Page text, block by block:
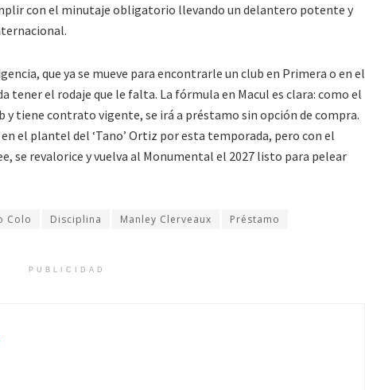
con el minutaje obligatorio llevando un delantero potente y
que ya se mueve para encontrarle un club en Primera o en el
tener el rodaje que le falta. La fórmula en Macul es clara: como el
y tiene contrato vigente, se irá a préstamo sin opción de compra.
el plantel del ‘Tano’ Ortiz por esta temporada, pero con el
se revalorice y vuelva al Monumental el 2027 listo para pelear
Colo Disciplina Manley Clerveaux Préstamo
PUBLICIDAD